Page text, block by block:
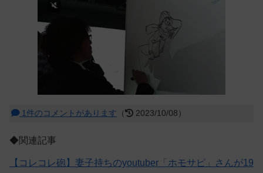
1件のコメントがあります （ 2023/10/08）
◆関連記事
【コレコレ砲】妻子持ちのyoutuber「ホモサピ」さんが19